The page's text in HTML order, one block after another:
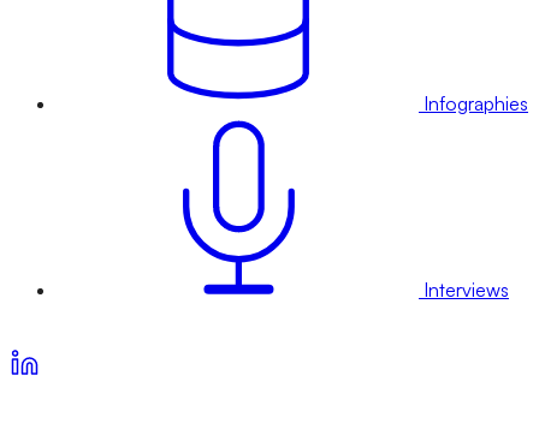
Infographies
Interviews